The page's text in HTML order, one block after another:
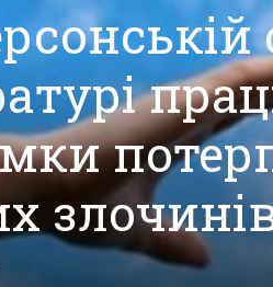
Херсонщини,
Події